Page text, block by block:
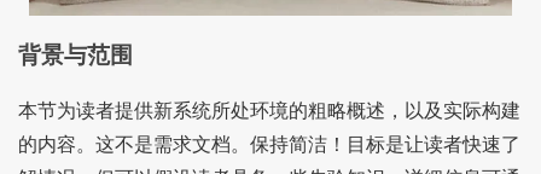
背景与范围
本节为读者提供新系统所处环境的粗略概述，以及实际构建
的内容。这不是需求文档。保持简洁！目标是让读者快速了